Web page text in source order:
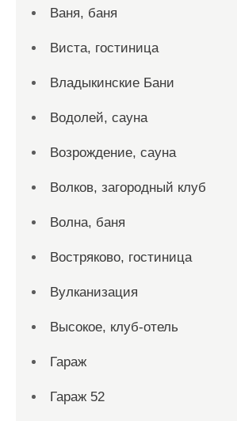
Ваня, баня
Виста, гостиница
Владыкинские Бани
Водолей, сауна
Возрождение, сауна
Волков, загородный клуб
Волна, баня
Востряково, гостиница
Вулканизация
Высокое, клуб-отель
Гараж
Гараж 52